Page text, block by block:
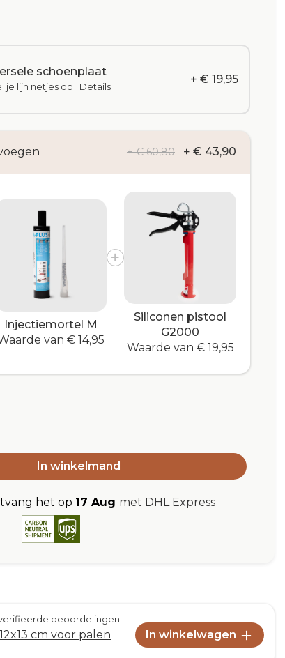
schoenplaat
je lijn netjes op Details
+ € 19,95
+ € 60,80 + € 43,90
Injectiemortel M
van € 14,95
Siliconen pistool
G2000
Waarde van € 19,95
In winkelmand
het op 17 Aug met DHL Express
beoordelingen
cm voor palen
In winkelwagen